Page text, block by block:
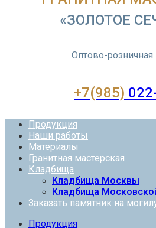
«ЗОЛОТОЕ
Оптово-
+7(985)
Продукция
Наши работы
Материалы
Гранитная мастерская
Кладбища
Кладбища Москвы
Кладбища
Заказать памятник на
Продукция